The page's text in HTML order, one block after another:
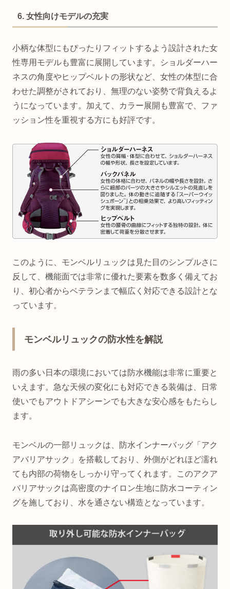
6. 女性向けモデルの充実
小柄な体型にもぴったりフィットするよう設計された女
性専用モデルも豊富に展開しています。ショルダーハー
ネスの角度やヒップベルトの形状など、女性の体型に合
わせた調整がされており、無理のない姿勢で背負えるよ
うになっています。加えて、カラー展開も豊富で、ファ
ッション性を重視する方にも好評です。
このように、モンベルリュックは見た目のシンプルさに
反して、機能面では非常に優れた要素を数多く備えてお
り、初心者からベテランまで幅広く対応できる設計とな
っています。
モンベルリュックの防水性を解説
雨の多い日本の環境においては防水機能は非常に重要と
いえます。急な天候の変化にも対応できる装備は、日常
使いでもアウトドアシーンでも大きな安心感をもたらし
ます。
モンベルの一部リュックは、防水インナーバッグ「アク
アバリアサック」を搭載しており、外側がどれほど濡れ
ても内部の荷物をしっかり守ってくれます。このアクア
バリアサックは高密度のナイロン生地に防水コーティン
グを施しており、水を通さない構造となっています。